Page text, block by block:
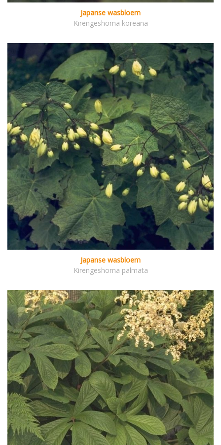
Japanse wasbloem
Kirengeshoma koreana
Japanse wasbloem
Kirengeshoma palmata